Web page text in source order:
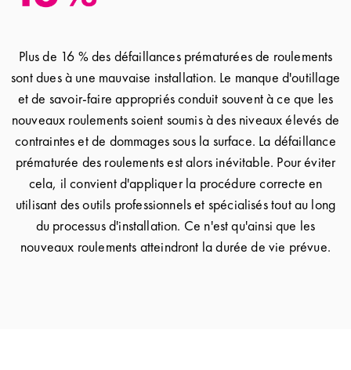
Plus de 16 % des défaillances prématurées de roulements
sont dues à une mauvaise installation. Le manque d'outillage
et de savoir-faire appropriés conduit souvent à ce que les
nouveaux roulements soient soumis à des niveaux élevés de
contraintes et de dommages sous la surface. La défaillance
prématurée des roulements est alors inévitable. Pour éviter
cela, il convient d'appliquer la procédure correcte en
utilisant des outils professionnels et spécialisés tout au long
du processus d'installation. Ce n'est qu'ainsi que les
nouveaux roulements atteindront la durée de vie prévue.